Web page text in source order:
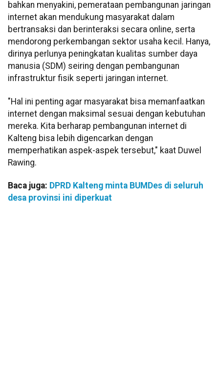
bahkan menyakini, pemerataan pembangunan jaringan
internet akan mendukung masyarakat dalam
bertransaksi dan berinteraksi secara online, serta
mendorong perkembangan sektor usaha kecil. Hanya,
dirinya perlunya peningkatan kualitas sumber daya
manusia (SDM) seiring dengan pembangunan
infrastruktur fisik seperti jaringan internet.
"Hal ini penting agar masyarakat bisa memanfaatkan
internet dengan maksimal sesuai dengan kebutuhan
mereka. Kita berharap pembangunan internet di
Kalteng bisa lebih digencarkan dengan
memperhatikan aspek-aspek tersebut," kaat Duwel
Rawing.
Baca juga: DPRD Kalteng minta BUMDes di seluruh
desa provinsi ini diperkuat